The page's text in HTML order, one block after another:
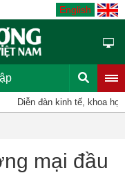
English
Diễn đàn kinh tế, khoa học,
mại đầu